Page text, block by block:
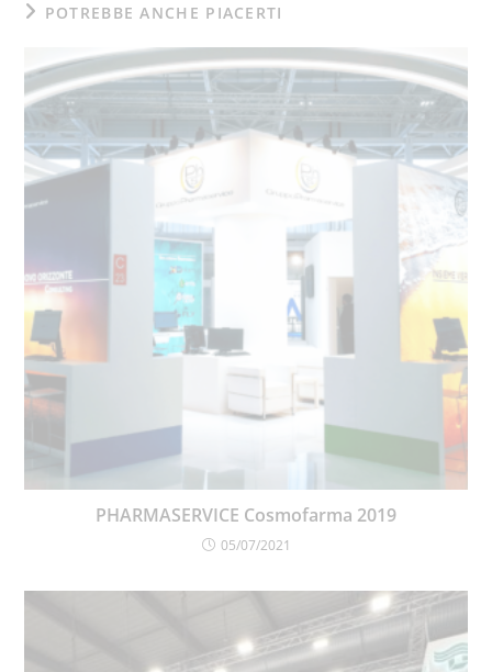
POTREBBE ANCHE PIACERTI
PHARMASERVICE Cosmofarma 2019
05/07/2021